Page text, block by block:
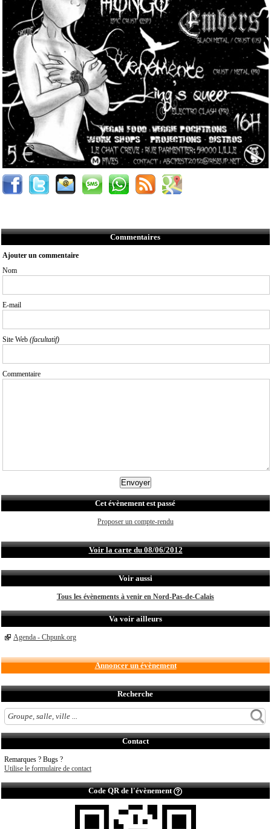
Commentaires
Ajouter un commentaire
Nom
E-mail
Site Web (facultatif)
Commentaire
Cet évènement est passé
Proposer un compte-rendu
Voir la carte du 08/06/2012
Voir aussi
Tous les évènements à venir en Nord-Pas-de-Calais
Va voir ailleurs
Agenda - Chpunk.org
Annoncer un évènement
Recherche
Contact
Remarques ? Bugs ?
Utilise le formulaire de contact
Code QR de l'évènement